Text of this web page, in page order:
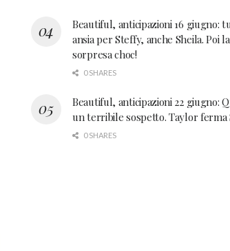
Beautiful, anticipazioni 16 giugno:
ansia per Steffy, anche Sheila. Poi la
sorpresa choc!
0 SHARES
Beautiful, anticipazioni 22 giugno:
un terribile sospetto. Taylor ferma
0 SHARES